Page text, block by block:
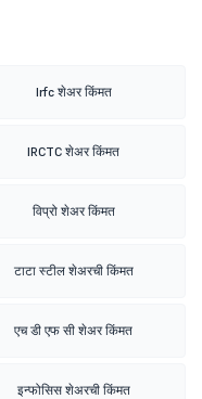
Irfc शेअर किंमत
IRCTC शेअर किंमत
विप्रो शेअर किंमत
टाटा स्टील शेअरची किंमत
एच डी एफ सी शेअर किंमत
इन्फोसिस शेअरची किंमत